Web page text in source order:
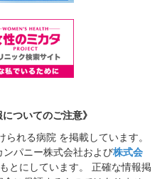
ついてのご注意》
れる病院 を掲載しています。
パニー株式会社および株式会
とにしています。 正確な情報掲